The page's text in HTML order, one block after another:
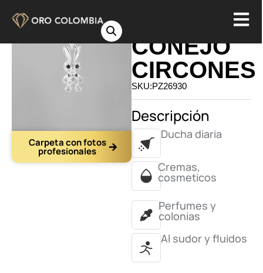
Carpeta con fotos
profesionales
CONEJO
CIRCONES
SKU:PZ26930
Descripción
Ducha diaria
Cremas,
cosmeticos
Perfumes y
colonias
Al sudor y fluidos